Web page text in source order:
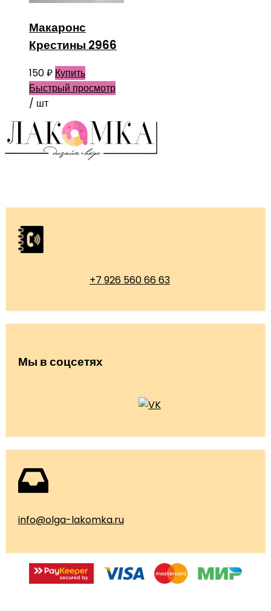
Макаронс
Крестины 2966
150₽ Купить
Быстрый просмотр
/ шт
+7 926 560 66 63
Мы в соцсетях
info@olga-lakomka.ru